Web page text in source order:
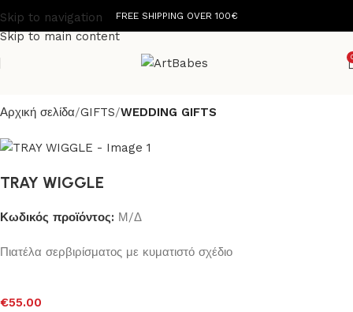
Skip to navigation
Skip to main content
FREE SHIPPING OVER 100€
Αρχική σελίδα GIFTS WEDDING GIFTS
TRAY WIGGLE
Κωδικός προϊόντος: Μ/Δ
Πιατέλα σερβιρίσματος με κυματιστό σχέδιο
€55.00